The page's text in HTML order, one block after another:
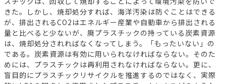
きた。しかし、焼却処分すれば、海洋汚染は防ぐことはできる
が、排出されるCO2はエネルギー産業や自動車から排出される
量と比べると少ないが、廃プラスチックの持っている炭素資源
は、焼却処分されればなくなってしまう。「もったいない」の
である。炭素資源は有効に用いられなければならない。そのた
めには、プラスチックは再利用されなければならない。更に、
盲目的にプラスチックリサイクルを推進するのではなく、実際